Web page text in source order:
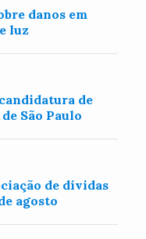
danos em
luz
de
São Paulo
de dívidas
agosto